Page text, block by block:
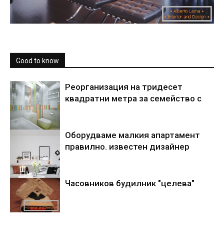
Good to know
Реорганизация на тридесет
квадратни метра за семейство с
Оборудваме малкия апартамент
правилно. известен дизайнер
Часовников будилник "целева"